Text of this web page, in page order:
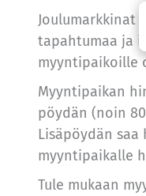
Joulumarkkinat
tapahtumaa ja
myyntipaikoille
Myyntipaikan
pöydän (noin
Lisäpöydän saa
myyntipaikalle
Tule mukaan